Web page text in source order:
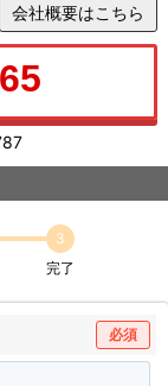
会社概要はこちら
3
完了
必須